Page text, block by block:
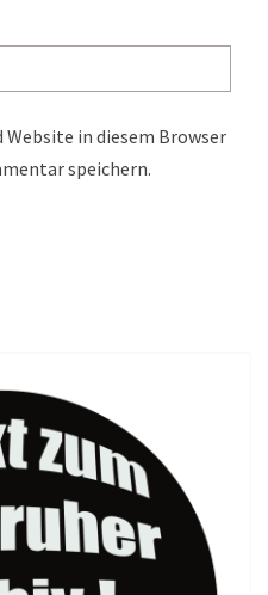
Website in diesem Browser
speichern.